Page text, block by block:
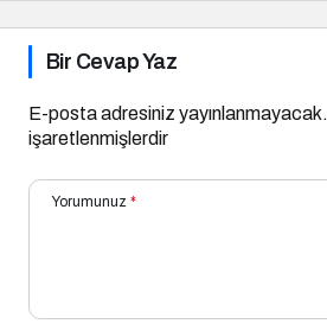
Bir Cevap Yaz
E-posta adresiniz yayınlanmayacak.
işaretlenmişlerdir
Yorumunuz *